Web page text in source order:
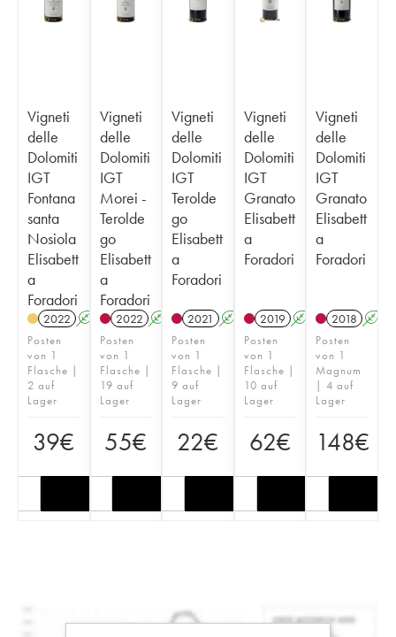
Vigneti
delle
Dolomiti
IGT
Fontana
santa
Nosiola
Elisabett
a
Foradori
2022 A K
Posten
von 1
Flasche |
2 auf
Lager
39€
Vigneti
delle
Dolomiti
IGT
Morei -
Terolde
go
Elisabett
a
Foradori
2022 A K
Posten
von 1
Flasche |
19 auf
Lager
55€
Vigneti
delle
Dolomiti
IGT
Terolde
go
Elisabett
a
Foradori
2021 A K
Posten
von 1
Flasche |
9 auf
Lager
22€
Vigneti
delle
Dolomiti
IGT
Granato
Elisabett
a
Foradori
2019 A K
Posten
von 1
Flasche |
10 auf
Lager
62€
Vigneti
delle
Dolomiti
IGT
Granato
Elisabett
a
Foradori
2018 A
Posten
von 1
Magnum
| 4 auf
Lager
148€